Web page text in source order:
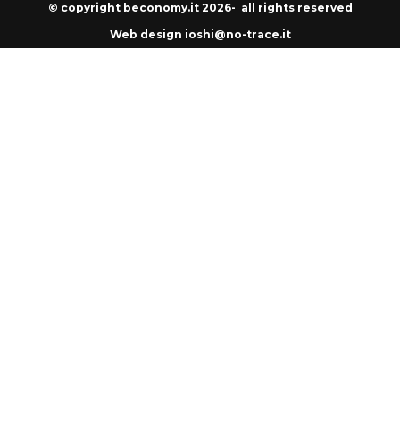
© copyright beconomy.it 2026- all rights reserved
Web design ioshi@no-trace.it